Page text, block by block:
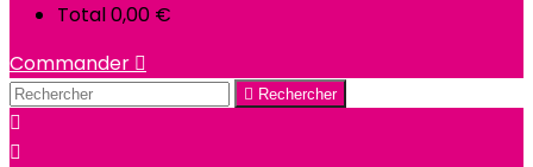
Total0,00 €
Commander 
 Rechercher

